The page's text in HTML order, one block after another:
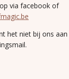
via facebook of
het niet bij ons aan